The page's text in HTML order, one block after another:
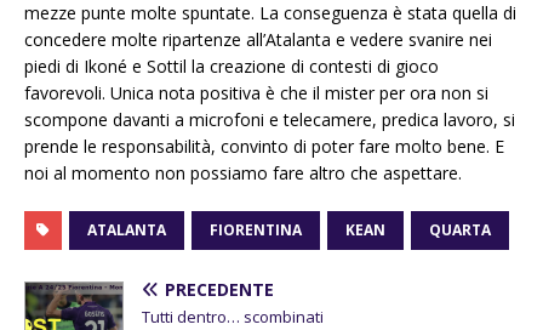
mezze punte molte spuntate. La conseguenza è stata quella di
concedere molte ripartenze all’Atalanta e vedere svanire nei
piedi di Ikoné e Sottil la creazione di contesti di gioco
favorevoli. Unica nota positiva è che il mister per ora non si
scompone davanti a microfoni e telecamere, predica lavoro, si
prende le responsabilità, convinto di poter fare molto bene. E
noi al momento non possiamo fare altro che aspettare.
ATALANTA FIORENTINA KEAN QUARTA
PRECEDENTE
Tutti dentro… scombinati